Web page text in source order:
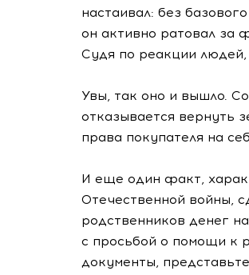
настаивал: без
он активно ратовал за
Судя по реакции
Увы, так оно и вышло.
отказывается вернуть
права покупателя на
И еще один факт,
Отечественной войны,
родственников денег
с просьбой о помощи к
документы,